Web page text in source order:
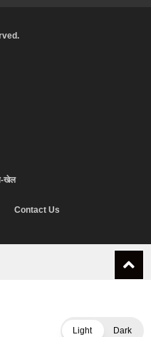
खेल
Contact Us
Light Dark